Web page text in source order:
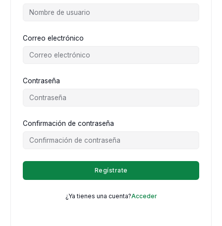
Correo electrónico
Contraseña
Confirmación de contraseña
Regístrate
¿Ya tienes una cuenta?Acceder